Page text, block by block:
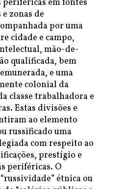
periféricas em fontes
zonas de
por uma
cidade e campo,
mão-de-
qualificada, bem
e uma
colonial da
classe trabalhadora e
Estas divisões e
ao elemento
russificado uma
com respeito ao
prestígio e
periféricas. O
étnica ou